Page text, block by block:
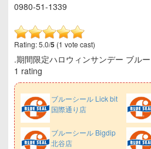
0980-51-1339
Rating: 5.0/5 (1 vote cast)
.期間限定ハロウィンサンデー ブル
1 rating
ブルーシール Lick bit
国際通り店
ブルーシール Bigdip
北谷店